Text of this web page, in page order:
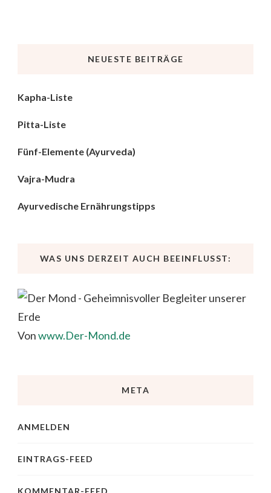
NEUESTE BEITRÄGE
Kapha-Liste
Pitta-Liste
Fünf-Elemente (Ayurveda)
Vajra-Mudra
Ayurvedische Ernährungstipps
WAS UNS DERZEIT AUCH BEEINFLUSST:
Vonwww.Der-Mond.de
META
ANMELDEN
EINTRAGS-FEED